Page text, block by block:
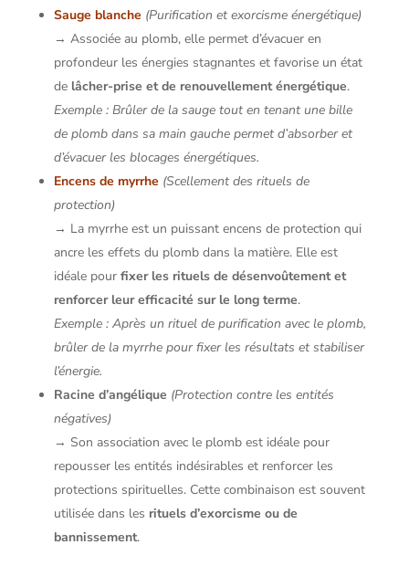
Sauge blanche (Purification et exorcisme énergétique)
→ Associée au plomb, elle permet d’évacuer en
profondeur les énergies stagnantes et favorise un état
de lâcher-prise et de renouvellement énergétique.
Exemple : Brûler de la sauge tout en tenant une bille
de plomb dans sa main gauche permet d’absorber et
d’évacuer les blocages énergétiques.
Encens de myrrhe (Scellement des rituels de
protection)
→ La myrrhe est un puissant encens de protection qui
ancre les effets du plomb dans la matière. Elle est
idéale pour fixer les rituels de désenvoûtement et
renforcer leur efficacité sur le long terme.
Exemple : Après un rituel de purification avec le plomb,
brûler de la myrrhe pour fixer les résultats et stabiliser
l’énergie.
Racine d’angélique (Protection contre les entités
négatives)
→ Son association avec le plomb est idéale pour
repousser les entités indésirables et renforcer les
protections spirituelles. Cette combinaison est souvent
utilisée dans les rituels d’exorcisme ou de
bannissement.